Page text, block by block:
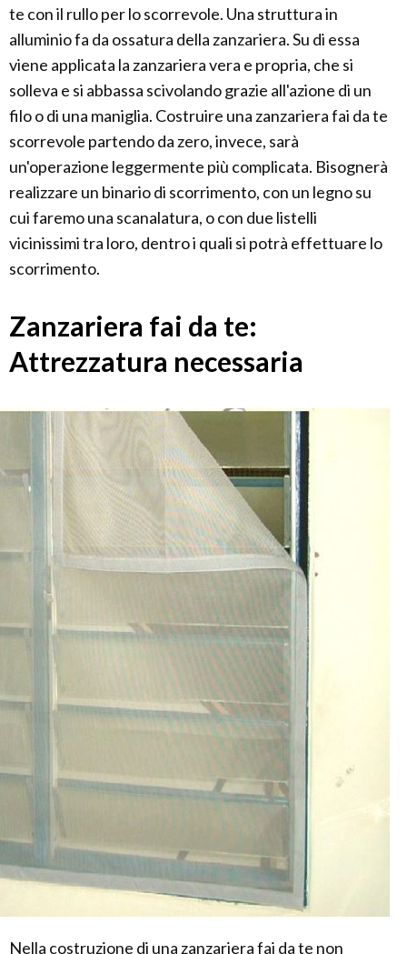
te con il rullo per lo scorrevole. Una struttura in
alluminio fa da ossatura della zanzariera. Su di essa
viene applicata la zanzariera vera e propria, che si
solleva e si abbassa scivolando grazie all'azione di un
filo o di una maniglia. Costruire una zanzariera fai da te
scorrevole partendo da zero, invece, sarà
un'operazione leggermente più complicata. Bisognerà
realizzare un binario di scorrimento, con un legno su
cui faremo una scanalatura, o con due listelli
vicinissimi tra loro, dentro i quali si potrà effettuare lo
scorrimento.
Zanzariera fai da te:
Attrezzatura necessaria
Nella costruzione di una zanzariera fai da te non